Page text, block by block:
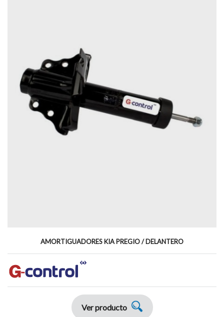
AMORTIGUADORES KIA PREGIO / DELANTERO
Ver producto